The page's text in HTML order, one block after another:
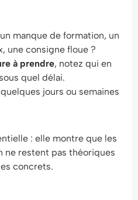
manque de formation, un
une consigne floue ?
à prendre, notez qui en
quel délai.
quelques jours ou semaines
: elle montre que les
ne restent pas théoriques
concrets.